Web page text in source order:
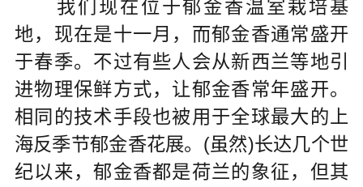
我们现在位于郁金香温室栽培基
地，现在是十一月，而郁金香通常盛开
于春季。不过有些人会从新西兰等地引
进物理保鲜方式，让郁金香常年盛开。
相同的技术手段也被用于全球最大的上
海反季节郁金香花展。(虽然)长达几个世
纪以来，郁金香都是荷兰的象征，但其